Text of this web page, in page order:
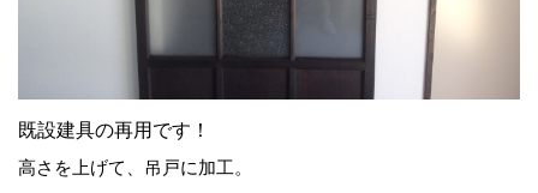
既設建具の再用です！
高さを上げて、吊戸に加工。